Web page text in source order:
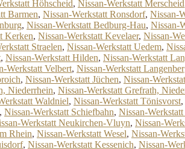
Höhscheid, Nissan-Werkstatt Merscheid
Barmen, Nissan-Werkstatt Ronsdorf, Nissan-
, Nissan-Werkstatt Bedburg-Hau, Nissan-
Kerken, Nissan-Werkstatt Kevelaer, Nissan-
Straelen, Nissan-Werkstatt Uedem,
, Nissan-Werkstatt Hilden, Nissan-Werkstatt
Werkstatt Velbert, Nissan-Werkstatt
, Nissan-Werkstatt Jüchen, Nissan-
Niederrhein, Nissan-Werkstatt Grefrath,
Waldniel, Nissan-Werkstatt Tönisvorst,
, Nissan-Werkstatt Schiefbahn, Nissan-
Werkstatt Neukirchen-Vluyn, Nissan-
Rhein, Nissan-Werkstatt Wesel, Nissan-
, Nissan-Werkstatt Kessenich, Nissan-